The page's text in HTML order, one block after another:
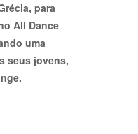
para
All Dance
uma
seus jovens,